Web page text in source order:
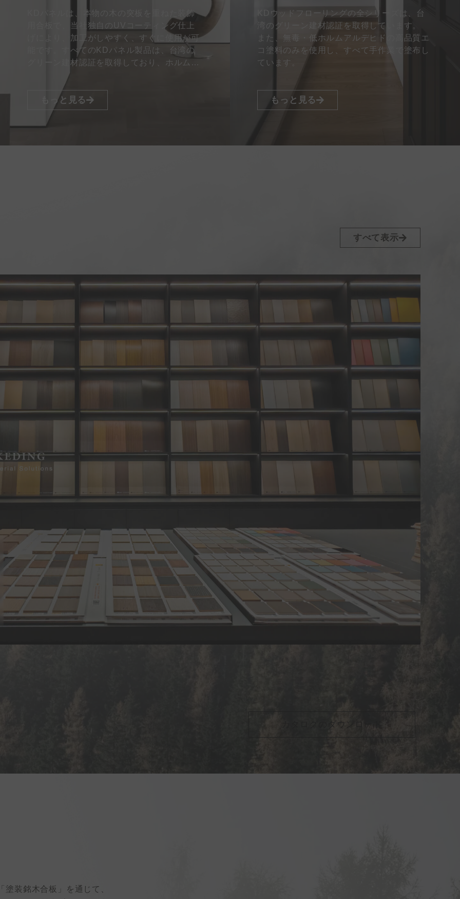
KDパネルは、本物の木の突板を重ねた装飾
用合板で、当社独自のUVコーティング仕上
げにより、加工がしやすく、すぐに使用が可
能です。すべてのKDパネル製品は、台湾の
グリーン建材認証を取得しており、ホルムア
ルデヒドの少ない、高品質で環境に優しい塗
料のみを採用しています…
もっと見る
KDウッドフローリングの全シリーズは、台
湾のグリーン建材認証を取得しています。
また、無毒・低ホルムアルデヒドの高品質エ
コ塗料のみを使用し、すべて手作業で塗布し
ています。
もっと見る
すべて表示
カタログのダウンロード
装銘木合板」を通じて、